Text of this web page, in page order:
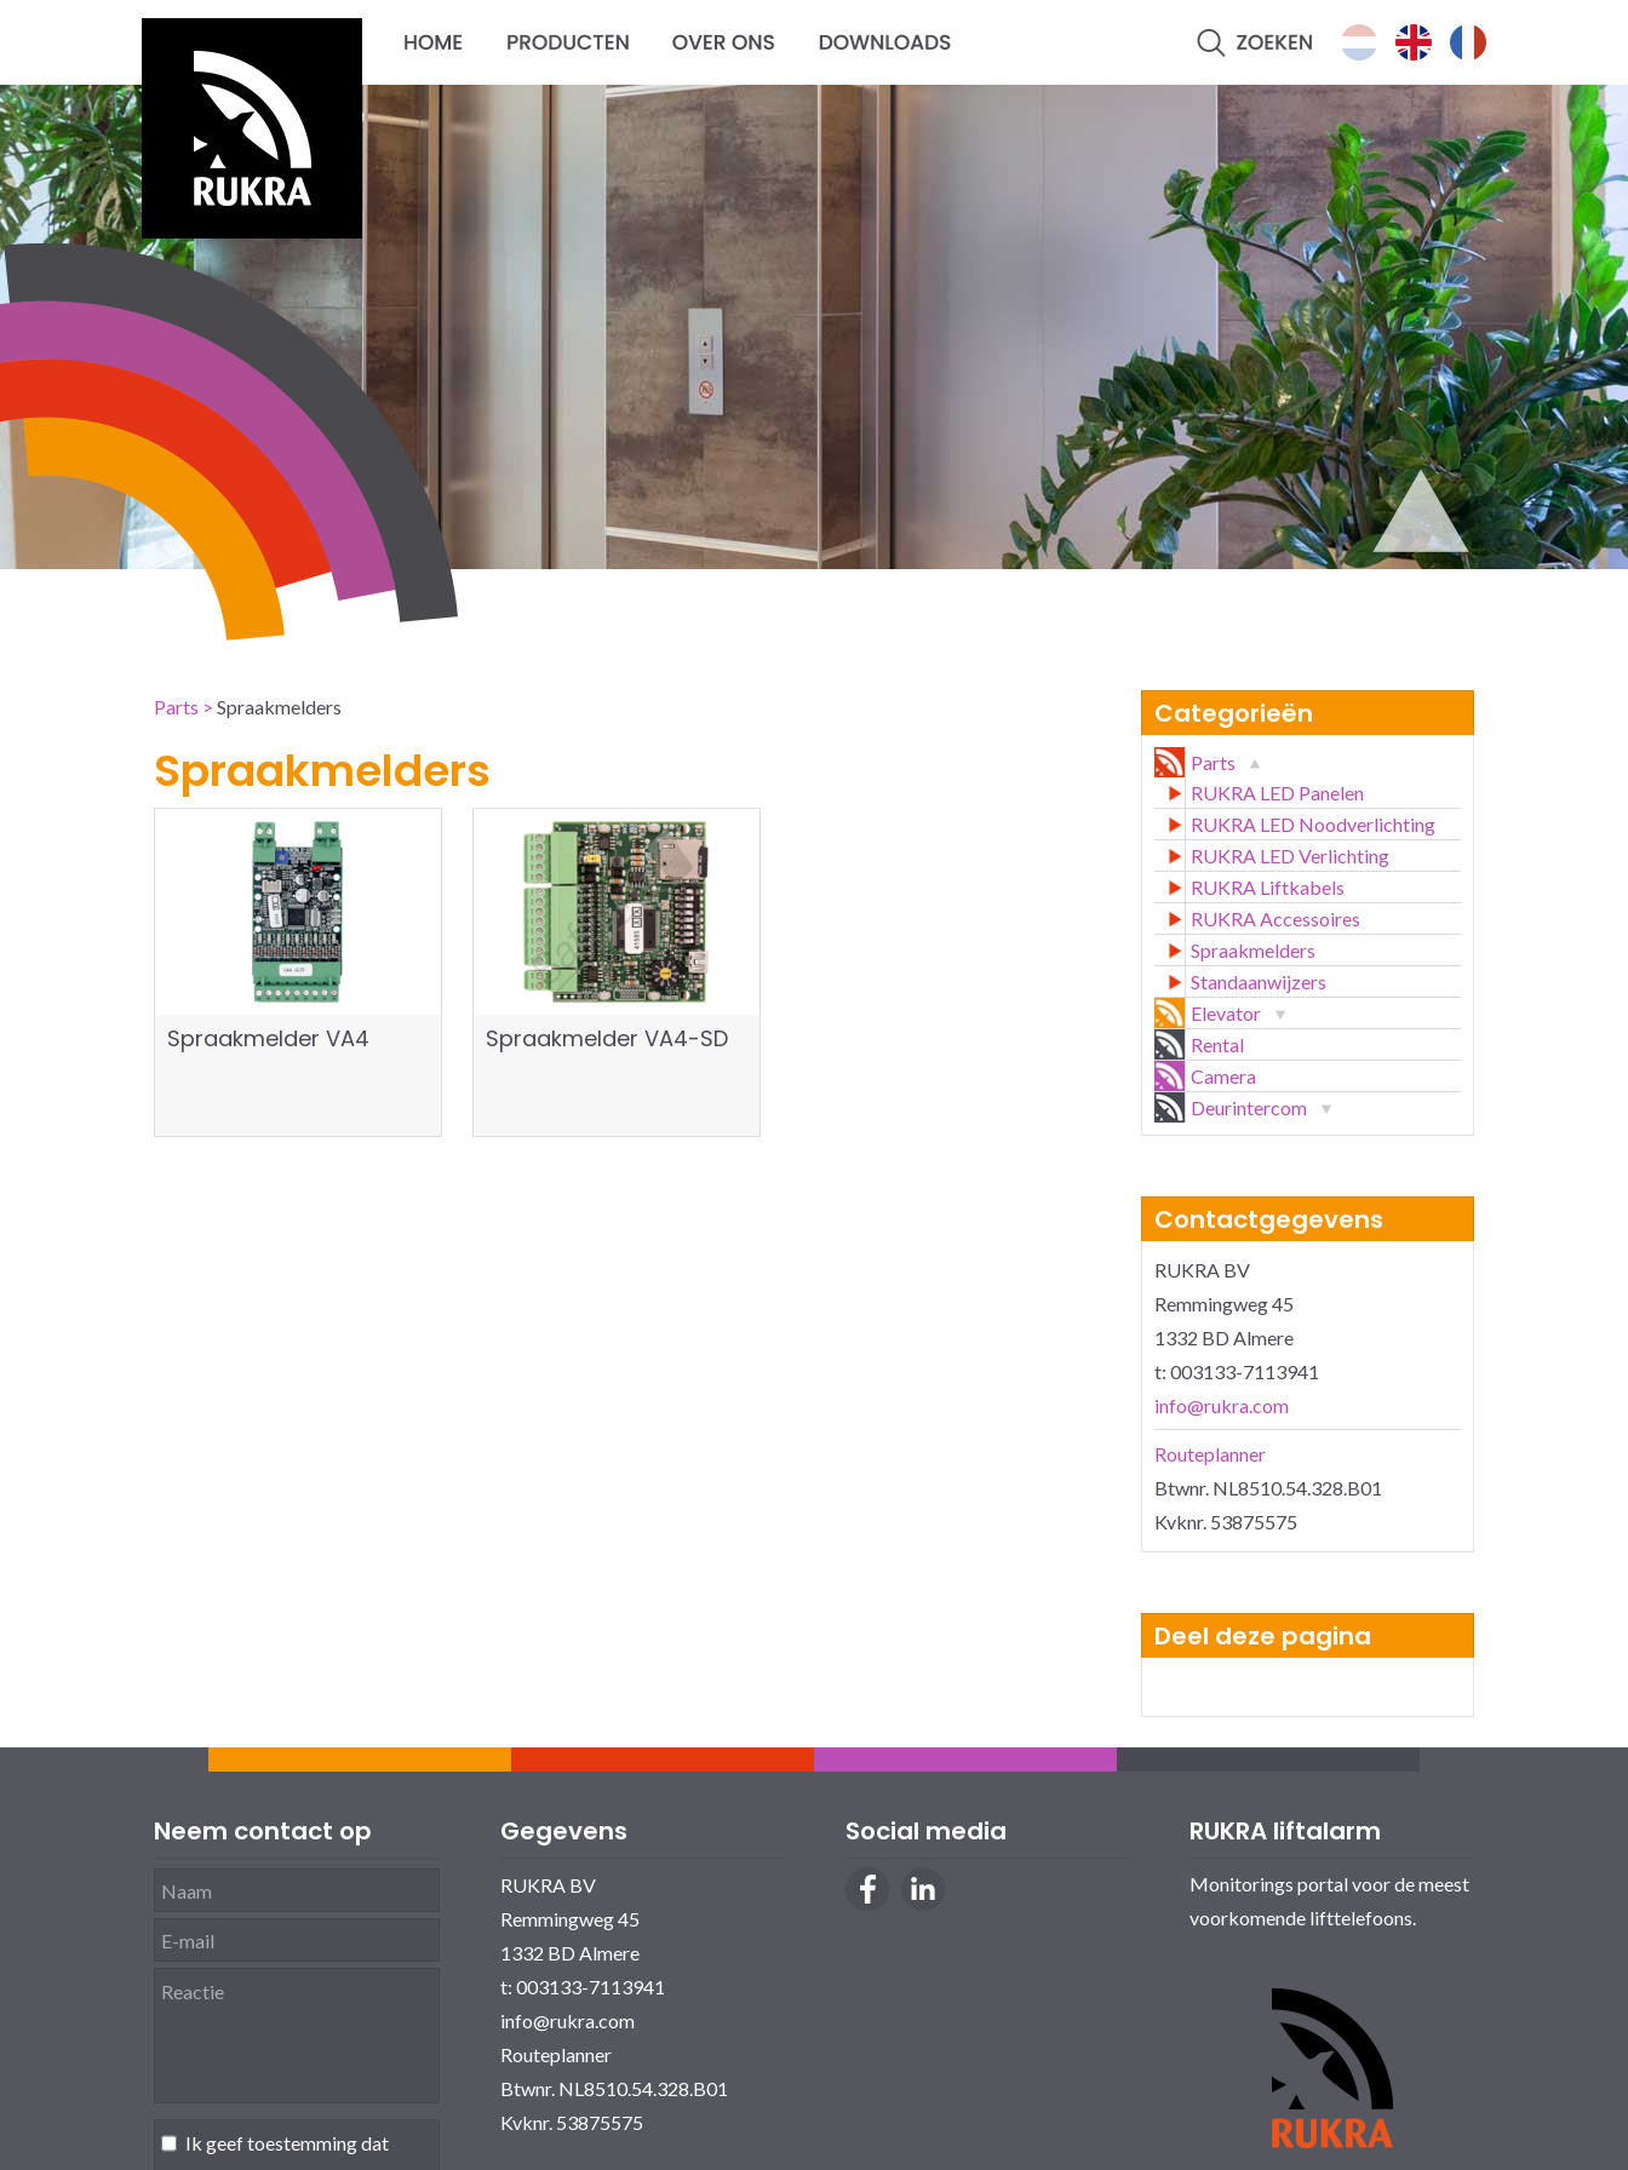
Parts > Spraakmelders
Spraakmelders
Spraakmelder VA4 Spraakmelder VA4-SD
Categorieën
Parts
RUKRA LED Panelen
RUKRA LED Noodverlichting
RUKRA LED Verlichting
RUKRA Liftkabels
RUKRA Accessoires
Spraakmelders
Standaanwijzers
Elevator
Rental
Camera
Deurintercom
Contactgegevens
RUKRA BV
Remmingweg 45
1332 BD Almere
t: 003133-7113941
info@rukra.com
Routeplanner
Btwnr. NL8510.54.328.B01
Kvknr. 53875575
Deel deze pagina
Neem contact op
Ik geef toestemming dat
Gegevens
RUKRA BV
Remmingweg 45
1332 BD Almere
t: 003133-7113941
info@rukra.com
Routeplanner
Btwnr. NL8510.54.328.B01
Kvknr. 53875575
Social media RUKRA liftalarm
Monitorings portal voor de meest
voorkomende lifttelefoons.